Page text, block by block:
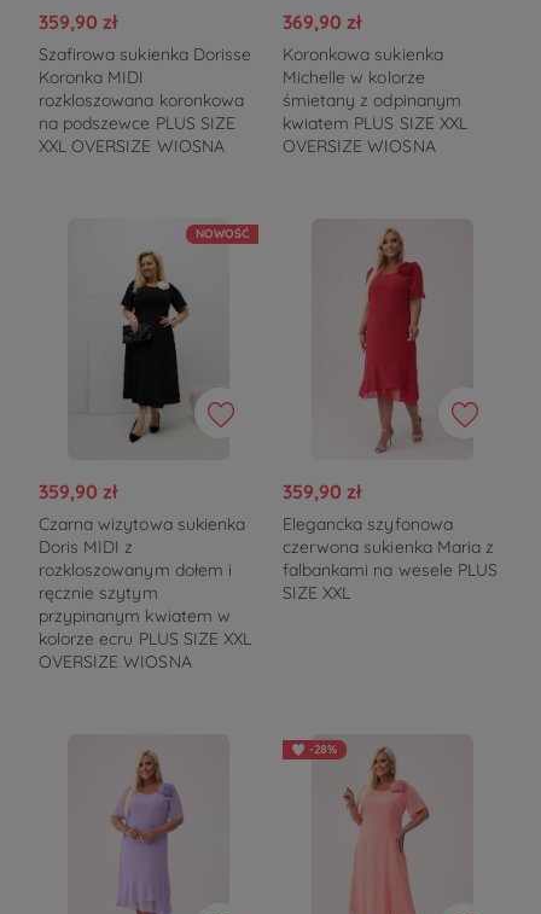
359,90 zł
Szafirowa sukienka Dorisse
Koronka MIDI
rozkloszowana koronkowa
na podszewce PLUS SIZE
XXL OVERSIZE WIOSNA
369,90 zł
Koronkowa sukienka
Michelle w kolorze
śmietany z odpinanym
kwiatem PLUS SIZE XXL
OVERSIZE WIOSNA
NOWOŚĆ
359,90 zł
Czarna wizytowa sukienka
Doris MIDI z
rozkloszowanym dołem i
ręcznie szytym
przypinanym kwiatem w
kolorze ecru PLUS SIZE XXL
OVERSIZE WIOSNA
359,90 zł
Elegancka szyfonowa
czerwona sukienka Maria z
falbankami na wesele PLUS
SIZE XXL
-28%